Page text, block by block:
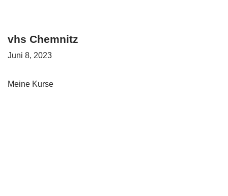
vhs Chemnitz
Juni 8, 2023
Meine Kurse